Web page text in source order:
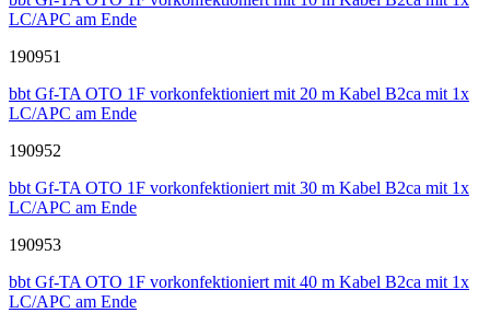
LC/APC am Ende
190951
bbt Gf-TA OTO 1F vorkonfektioniert mit 20 m Kabel B2ca mit 1x
LC/APC am Ende
190952
bbt Gf-TA OTO 1F vorkonfektioniert mit 30 m Kabel B2ca mit 1x
LC/APC am Ende
190953
bbt Gf-TA OTO 1F vorkonfektioniert mit 40 m Kabel B2ca mit 1x
LC/APC am Ende